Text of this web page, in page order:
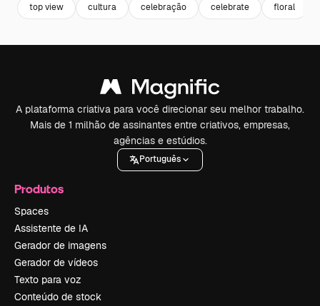
top view cultura celebração celebrate floral
A plataforma criativa para você direcionar seu melhor trabalho.
Mais de 1 milhão de assinantes entre criativos, empresas,
agências e estúdios.
Português
Produtos
Spaces
Assistente de IA
Gerador de imagens
Gerador de vídeos
Texto para voz
Conteúdo de stock